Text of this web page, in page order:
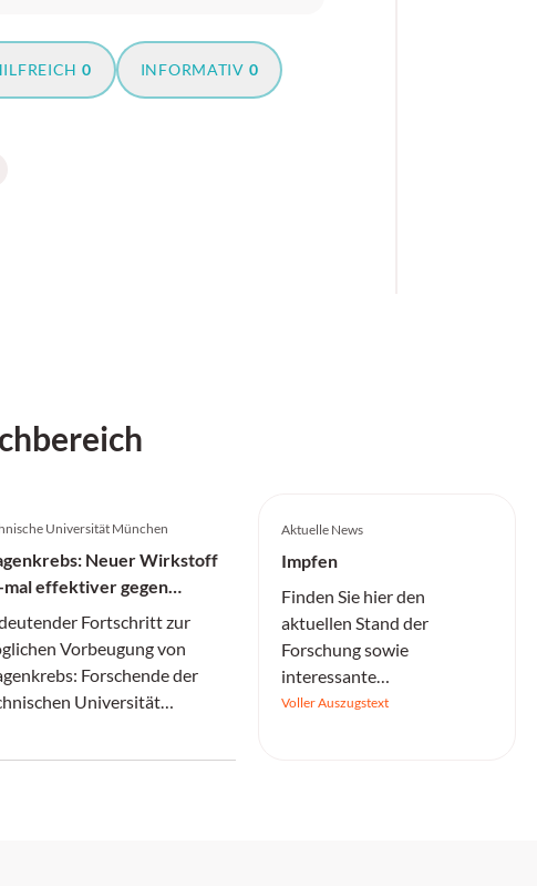
0 INFORMATIV 0
Universität München
Neuer Wirkstoff
mal effektiver gegen
Bakterium
Fortschritt zur
Vorbeugung von
Forschende der
Universität
Anpassungen die
Aktuelle News
Impfen
Finden Sie hier den
aktuellen Stand der
Forschung sowie
interessante
Informationen.
Voller Auszugstext